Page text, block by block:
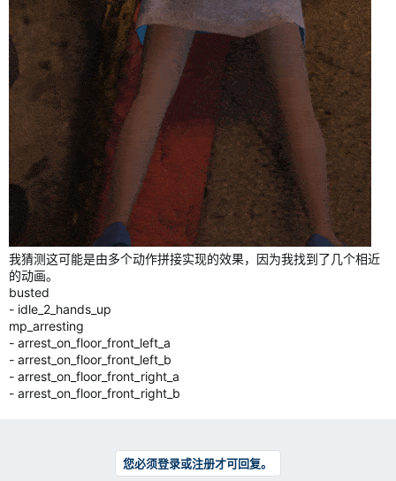
我猜测这可能是由多个动作拼接实现的效果，因为我找到了几个相近
的动画。
busted
- idle_2_hands_up​
mp_arresting
- arrest_on_floor_front_left_a
- arrest_on_floor_front_left_b
- arrest_on_floor_front_right_a
- arrest_on_floor_front_right_b
您必须登录或注册才可回复。